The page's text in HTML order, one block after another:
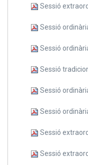
Sessió
Sessió
Sessió
Sessió
Sessió
Sessió
Sessió
Sessió